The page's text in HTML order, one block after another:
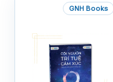
GNH Books